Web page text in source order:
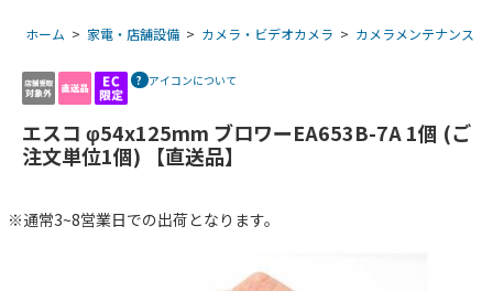
ホーム > 家電・店舗設備 > カメラ・ビデオカメラ > カメラメンテナンス用
アイコンについて
エスコ φ54x125mm ブロワーEA653B-7A 1個 (ご
注文単位1個) 【直送品】
※通常3~8営業日での出荷となります。